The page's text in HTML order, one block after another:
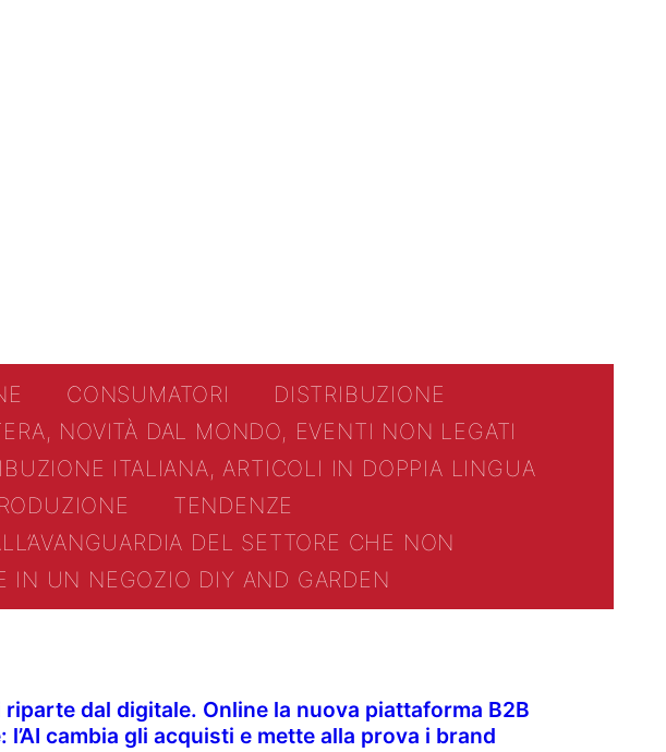
CONSUMATORI
DISTRIBUZIONE
NOVITÀ DAL MONDO, EVENTI NON LEGATI
ITALIANA, ARTICOLI IN DOPPIA LINGUA
TENDENZE
DEL SETTORE CHE NON
IN UN NEGOZIO DIY AND GARDEN
dal digitale. Online la nuova piattaforma B2B
l’AI cambia gli acquisti e mette alla prova i brand